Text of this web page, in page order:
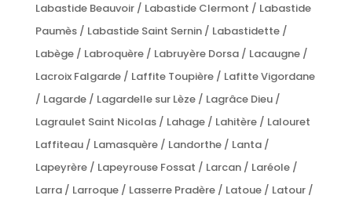
Labastide Beauvoir / Labastide Clermont / Labastide
Paumès / Labastide Saint Sernin / Labastidette /
Labège / Labroquère / Labruyère Dorsa / Lacaugne /
Lacroix Falgarde / Laffite Toupière / Lafitte Vigordane
/ Lagarde / Lagardelle sur Lèze / Lagrâce Dieu /
Lagraulet Saint Nicolas / Lahage / Lahitère / Lalouret
Laffiteau / Lamasquère / Landorthe / Lanta /
Lapeyrère / Lapeyrouse Fossat / Larcan / Laréole /
Larra / Larroque / Lasserre Pradère / Latoue / Latour /